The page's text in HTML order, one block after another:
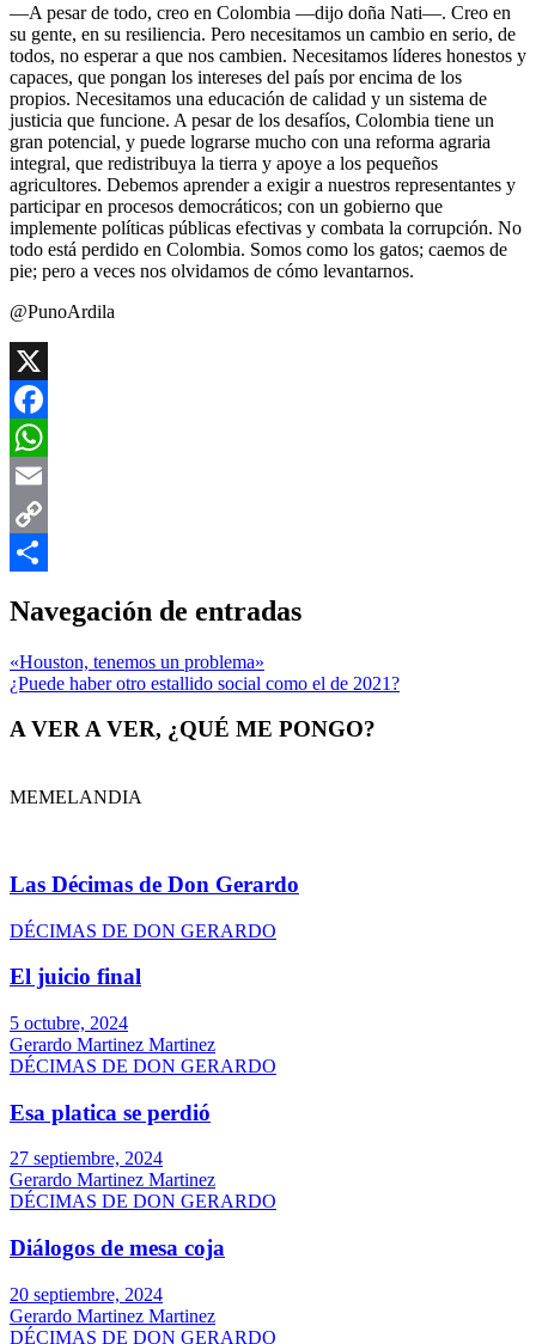
—A pesar de todo, creo en Colombia —dijo doña Nati—. Creo en
su gente, en su resiliencia. Pero necesitamos un cambio en serio, de
todos, no esperar a que nos cambien. Necesitamos líderes honestos y
capaces, que pongan los intereses del país por encima de los
propios. Necesitamos una educación de calidad y un sistema de
justicia que funcione. A pesar de los desafíos, Colombia tiene un
gran potencial, y puede lograrse mucho con una reforma agraria
integral, que redistribuya la tierra y apoye a los pequeños
agricultores. Debemos aprender a exigir a nuestros representantes y
participar en procesos democráticos; con un gobierno que
implemente políticas públicas efectivas y combata la corrupción. No
todo está perdido en Colombia. Somos como los gatos; caemos de
pie; pero a veces nos olvidamos de cómo levantarnos.
@PunoArdila
X
Facebook
WhatsApp
Email
Copy
Navegación de entradas
«Houston, tenemos un problema»
¿Puede haber otro estallido social como el de 2021?
A VER A VER, ¿QUÉ ME PONGO?
MEMELANDIA
Las Décimas de Don Gerardo
DÉCIMAS DE DON GERARDO
El juicio final
5 octubre, 2024
Gerardo Martinez Martinez
DÉCIMAS DE DON GERARDO
Esa platica se perdió
27 septiembre, 2024
Gerardo Martinez Martinez
DÉCIMAS DE DON GERARDO
Diálogos de mesa coja
20 septiembre, 2024
Gerardo Martinez Martinez
DÉCIMAS DE DON GERARDO